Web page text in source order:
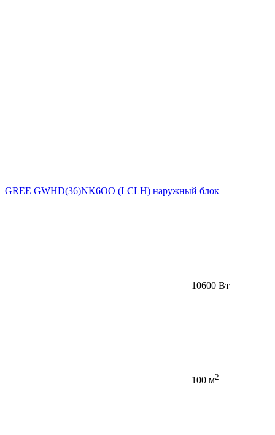
GREE GWHD(36)NK6OO (LCLH) наружный блок
10600 Вт
100 м2